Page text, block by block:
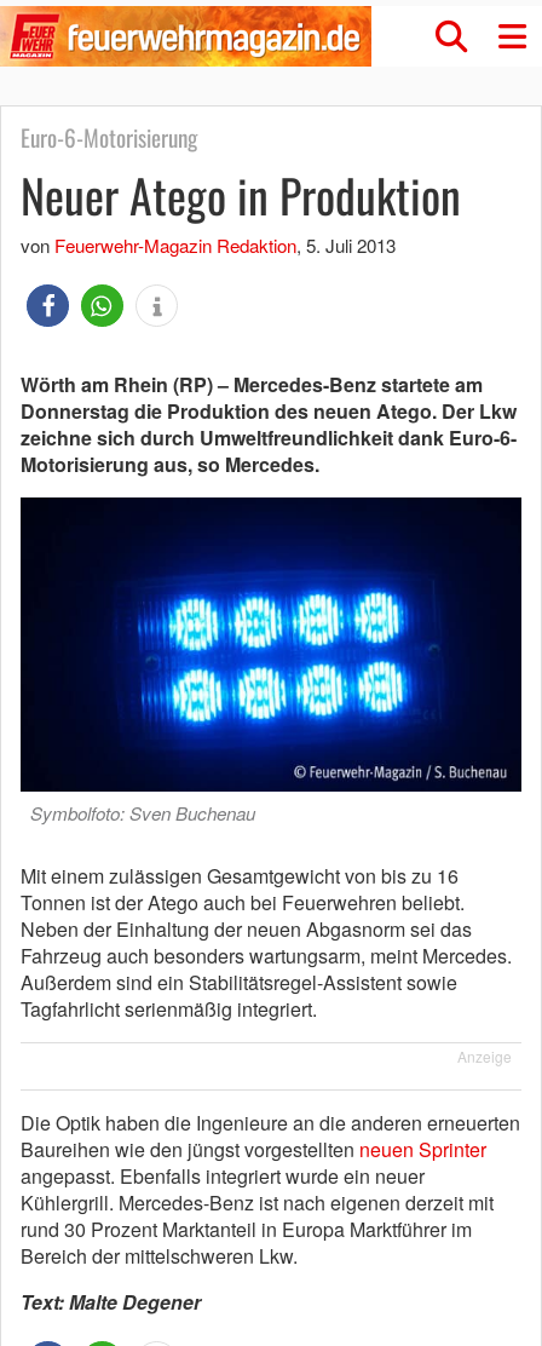
Euro-6-Motorisierung
Neuer Atego in Produktion
von Feuerwehr-Magazin Redaktion, 5. Juli 2013
Wörth am Rhein (RP) – Mercedes-Benz startete am
Donnerstag die Produktion des neuen Atego. Der Lkw
zeichne sich durch Umweltfreundlichkeit dank Euro-6-
Motorisierung aus, so Mercedes.
Symbolfoto: Sven Buchenau
Mit einem zulässigen Gesamtgewicht von bis zu 16
Tonnen ist der Atego auch bei Feuerwehren beliebt.
Neben der Einhaltung der neuen Abgasnorm sei das
Fahrzeug auch besonders wartungsarm, meint Mercedes.
Außerdem sind ein Stabilitätsregel-Assistent sowie
Tagfahrlicht serienmäßig integriert.
Anzeige
Die Optik haben die Ingenieure an die anderen erneuerten
Baureihen wie den jüngst vorgestellten neuen Sprinter
angepasst. Ebenfalls integriert wurde ein neuer
Kühlergrill. Mercedes-Benz ist nach eigenen derzeit mit
rund 30 Prozent Marktanteil in Europa Marktführer im
Bereich der mittelschweren Lkw.
Text: Malte Degener